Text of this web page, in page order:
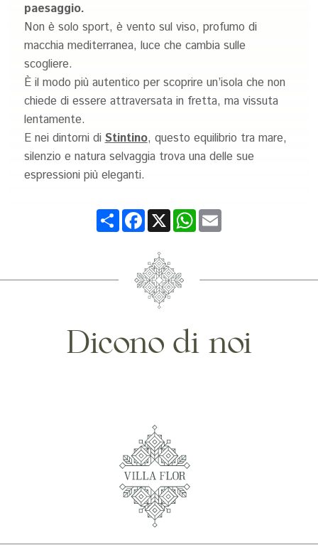
paesaggio.
Non è solo sport, è vento sul viso, profumo di
macchia mediterranea, luce che cambia sulle
scogliere.
È il modo più autentico per scoprire un’isola che non
chiede di essere attraversata in fretta, ma vissuta
lentamente.
E nei dintorni diStintino, questo equilibrio tra mare,
silenzio e natura selvaggia trova una delle sue
espressioni più eleganti.
Share Facebook
X WhatsApp
Dicono di noi